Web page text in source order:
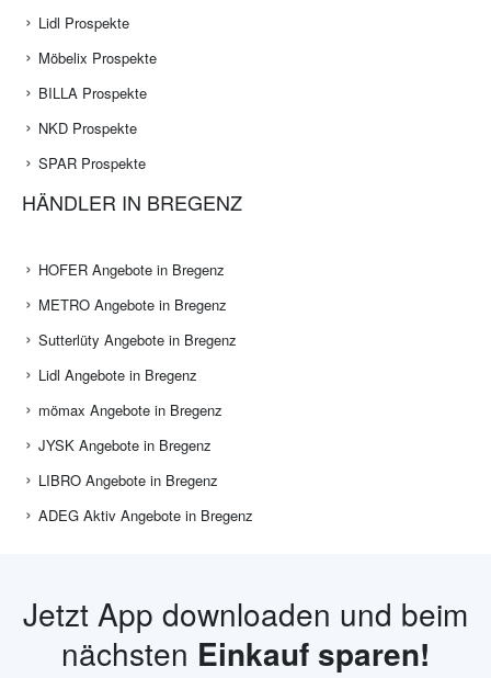
Lidl Prospekte
Möbelix Prospekte
BILLA Prospekte
NKD Prospekte
SPAR Prospekte
HÄNDLER IN BREGENZ
HOFER Angebote in Bregenz
METRO Angebote in Bregenz
Sutterlüty Angebote in Bregenz
Lidl Angebote in Bregenz
mömax Angebote in Bregenz
JYSK Angebote in Bregenz
LIBRO Angebote in Bregenz
ADEG Aktiv Angebote in Bregenz
Jetzt App downloaden und beim
nächsten Einkauf sparen!